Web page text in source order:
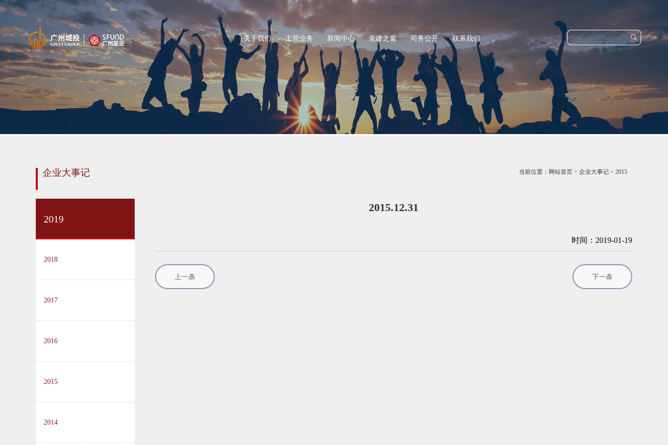
关于我们 主营业务 新闻中心 党建之窗 司务公开 联系我们 
企业大事记
2019
2018
2017
2016
2015
2014
当前位置： 网站首页 > 企业大事记 > 2015
2015.12.31
时间：2019-01-19
上一条 下一条